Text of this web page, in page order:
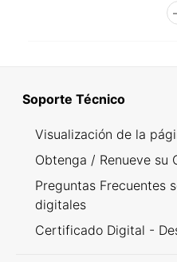
Soporte Técnico
Visualización de la
Obtenga / Renueve su
Preguntas Frecuentes
digitales
Certificado Digital -